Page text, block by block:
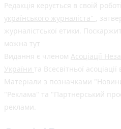
Редакція керується в своїй роботі
українського журналіста" ,
журналістської етики.
можна тут
Видання є членом Асоціації
України та Всесвітньої
Матеріали з позначками
"Реклама" та "Партнерський
реклами.